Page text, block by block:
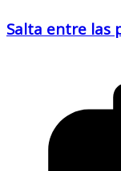
Salta entre las